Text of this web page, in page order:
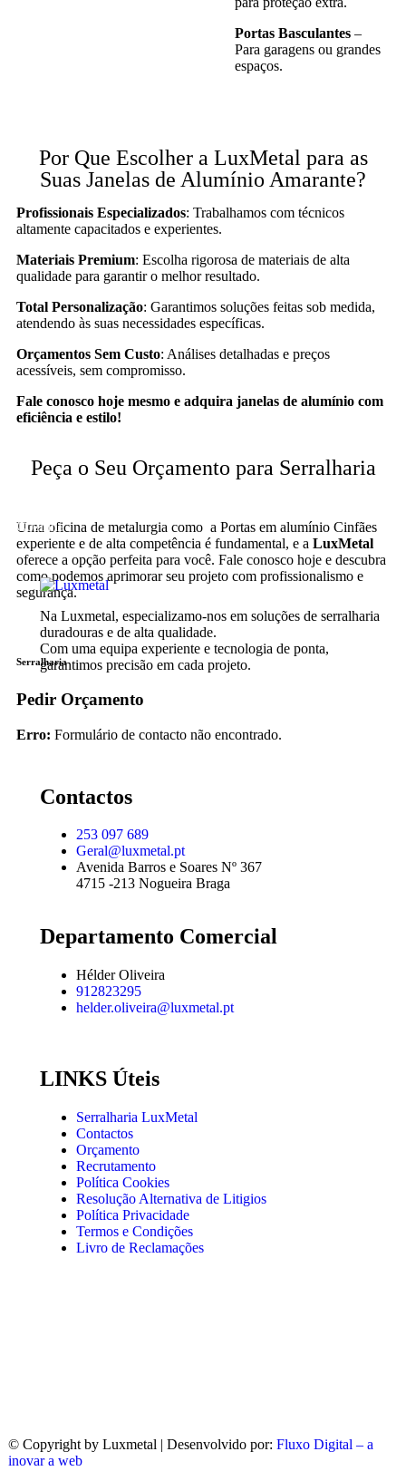
Portas Basculantes –
Para garagens ou grandes
espaços.
Por Que Escolher a LuxMetal para as
Suas Janelas de Alumínio Amarante?
Profissionais Especializados: Trabalhamos com técnicos
altamente capacitados e experientes.
Materiais Premium: Escolha rigorosa de materiais de alta
qualidade para garantir o melhor resultado.
Total Personalização: Garantimos soluções feitas sob medida,
atendendo às suas necessidades específicas.
Orçamentos Sem Custo: Análises detalhadas e preços
acessíveis, sem compromisso.
Fale conosco hoje mesmo e adquira janelas de alumínio com
eficiência e estilo!
Peça o Seu Orçamento para Serralharia
Uma oficina de metalurgia como ​a Portas em alumínio Cinfães
experiente e de alta competência é fundamental, e a LuxMetal
oferece a opção perfeita para você. Fale conosco hoje e descubra
como podemos aprimorar seu projeto com profissionalismo e
segurança.
Serralharia
Pedir Orçamento
Erro: Formulário de contacto não encontrado.
Cozinha
Na Luxmetal, especializamo-nos em soluções de serralharia
duradouras e de alta qualidade.
Com uma equipa experiente e tecnologia de ponta,
garantimos precisão em cada projeto.
Contactos
253 097 689
Geral@luxmetal.pt
Avenida Barros e Soares Nº 367
4715 -213 Nogueira Braga
Departamento Comercial
Hélder Oliveira
912823295
helder.oliveira@luxmetal.pt
LINKS Úteis
Serralharia LuxMetal
Contactos
Orçamento
Recrutamento
Política Cookies
Resolução Alternativa de Litigios
Política Privacidade
Termos e Condições
Livro de Reclamações
© Copyright by Luxmetal | Desenvolvido por: Fluxo Digital – a
inovar a web